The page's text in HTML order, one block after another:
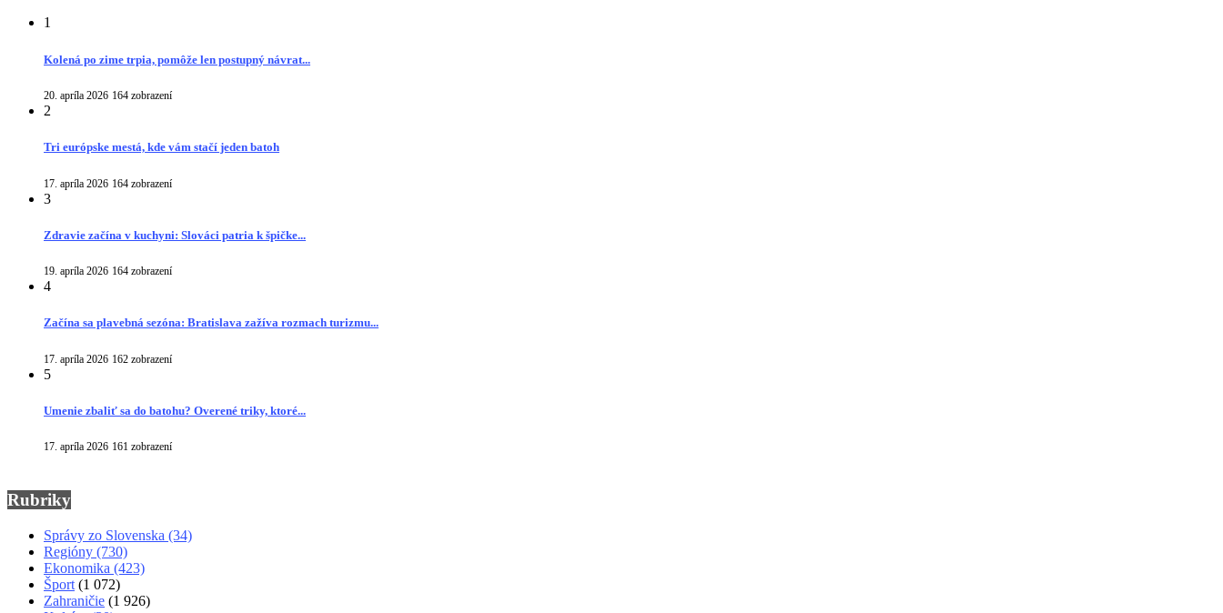
1
Kolená po zime trpia, pomôže len postupný návrat...
20. apríla 2026 164 zobrazení
2
Tri európske mestá, kde vám stačí jeden batoh
17. apríla 2026 164 zobrazení
3
Zdravie začína v kuchyni: Slováci patria k špičke...
19. apríla 2026 164 zobrazení
4
Začína sa plavebná sezóna: Bratislava zažíva rozmach turizmu...
17. apríla 2026 162 zobrazení
5
Umenie zbaliť sa do batohu? Overené triky, ktoré...
17. apríla 2026 161 zobrazení
Rubriky
Správy zo Slovenska (34)
Regióny (730)
Ekonomika (423)
Šport (1 072)
Zahraničie (1 926)